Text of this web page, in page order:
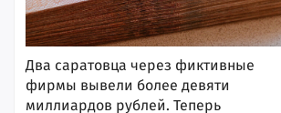
Два саратовца через фиктивные
фирмы вывели более девяти
миллиардов рублей. Теперь